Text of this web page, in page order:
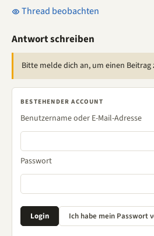
Thread beobachten
Antwort schreiben
Bitte melde dich an, um einen Beitrag
BESTEHENDER ACCOUNT
Benutzername oder E-Mail-Adresse
Passwort